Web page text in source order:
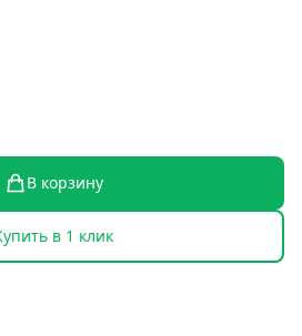
В корзину
в 1 клик